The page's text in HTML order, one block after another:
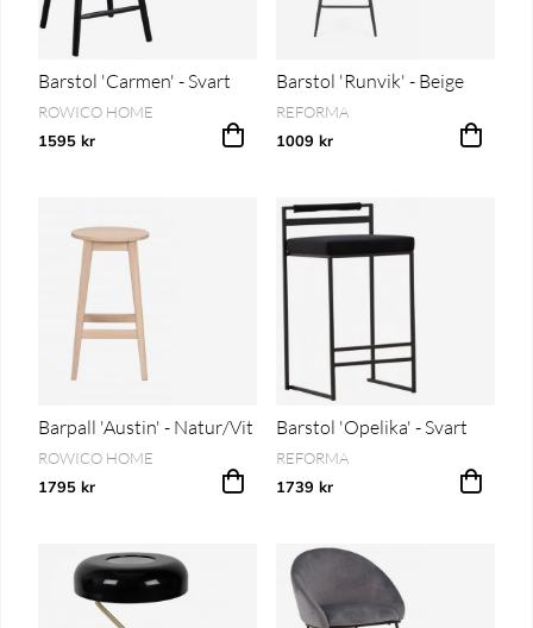
Barstol 'Carmen' - Svart
ROWICO HOME
1595 kr
Barstol 'Runvik' - Beige
REFORMA
1009 kr
Barpall 'Austin' - Natur/Vit
ROWICO HOME
1795 kr
Barstol 'Opelika' - Svart
REFORMA
1739 kr